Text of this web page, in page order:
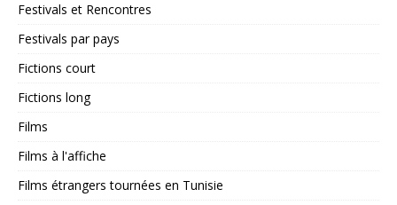
Festivals et Rencontres
Festivals par pays
Fictions court
Fictions long
Films
Films à l'affiche
Films étrangers tournées en Tunisie